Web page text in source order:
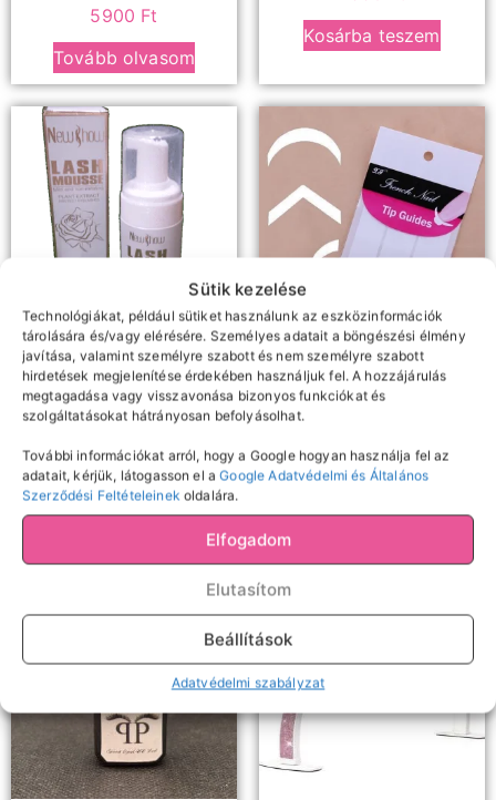
Sütik kezelése
Technológiákat, például sütiket használunk az eszközinformációk
tárolására és/vagy elérésére. Személyes adatait a böngészési élmény
javítása, valamint személyre szabott és nem személyre szabott
hirdetések megjelenítése érdekében használjuk fel. A hozzájárulás
megtagadása vagy visszavonása bizonyos funkciókat és
szolgáltatásokat hátrányosan befolyásolhat.
További információkat arról, hogy a Google hogyan használja fel az
adatait, kérjük, látogasson el aGoogle Adatvédelmi és Általános
Szerződési Feltételeinek oldalára.
Elfogadom
Elutasítom
Beállítások
Adatvédelmi szabályzat
5900 Ft
Tovább olvasom
Kosárba teszem
Samponok, előkezelők,
oldószerek
Newshow szempilla
2490Ft
Kosárba teszem
Díszítés
Francia műköröm sablon
Kosárba teszem